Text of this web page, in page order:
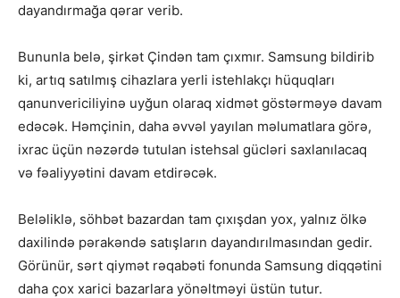
dayandırmağa qərar verib.
Bununla belə, şirkət Çindən tam çıxmır. Samsung bildirib
ki, artıq satılmış cihazlara yerli istehlakçı hüquqları
qanunvericiliyinə uyğun olaraq xidmət göstərməyə davam
edəcək. Həmçinin, daha əvvəl yayılan məlumatlara görə,
ixrac üçün nəzərdə tutulan istehsal gücləri saxlanılacaq
və fəaliyyətini davam etdirəcək.
Beləliklə, söhbət bazardan tam çıxışdan yox, yalnız ölkə
daxilində pərakəndə satışların dayandırılmasından gedir.
Görünür, sərt qiymət rəqabəti fonunda Samsung diqqətini
daha çox xarici bazarlara yönəltməyi üstün tutur.